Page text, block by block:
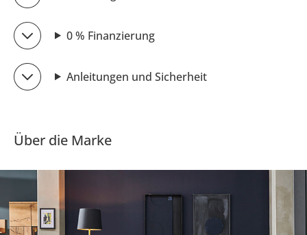
0 % Finanzierung
Anleitungen und Sicherheit
Über die Marke